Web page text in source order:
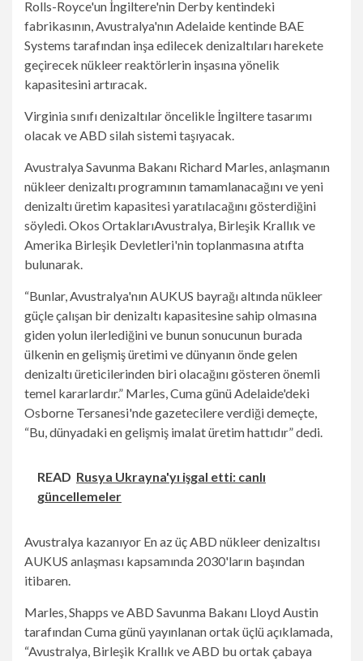
Rolls-Royce'un İngiltere'nin Derby kentindeki
fabrikasının, Avustralya'nın Adelaide kentinde BAE
Systems tarafından inşa edilecek denizaltıları harekete
geçirecek nükleer reaktörlerin inşasına yönelik
kapasitesini artıracak.
Virginia sınıfı denizaltılar öncelikle İngiltere tasarımı
olacak ve ABD silah sistemi taşıyacak.
Avustralya Savunma Bakanı Richard Marles, anlaşmanın
nükleer denizaltı programının tamamlanacağını ve yeni
denizaltı üretim kapasitesi yaratılacağını gösterdiğini
söyledi.Okos OrtaklarıAvustralya, Birleşik Krallık ve
Amerika Birleşik Devletleri'nin toplanmasına atıfta
bulunarak.
“Bunlar, Avustralya'nın AUKUS bayrağı altında nükleer
güçle çalışan bir denizaltı kapasitesine sahip olmasına
giden yolun ilerlediğini ve bunun sonucunun burada
ülkenin en gelişmiş üretimi ve dünyanın önde gelen
denizaltı üreticilerinden biri olacağını gösteren önemli
temel kararlardır.” Marles, Cuma günü Adelaide'deki
Osborne Tersanesi'nde gazetecilere verdiği demeçte,
“Bu, dünyadaki en gelişmiş imalat üretim hattıdır” dedi.
READ Rusya Ukrayna'yı işgal etti: canlı
güncellemeler
Avustralya kazanıyor En az üç ABD nükleer denizaltısı
AUKUS anlaşması kapsamında 2030'ların başından
itibaren.
Marles, Shapps ve ABD Savunma Bakanı Lloyd Austin
tarafından Cuma günü yayınlanan ortak üçlü açıklamada,
“Avustralya, Birleşik Krallık ve ABD bu ortak çabaya